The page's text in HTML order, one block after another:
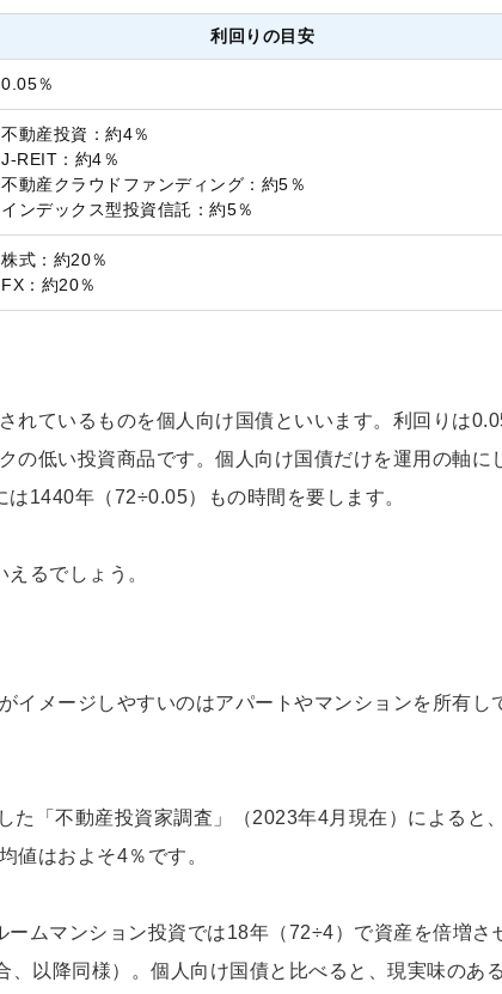
利回りの目安
0.05％
不動産投資：約4％
J-REIT：約4％
不動産クラウドファンディング：約5％
インデックス型投資信託：約5％
株式：約20％
FX：約20％
れているものを個人向け国債といいます。利回りは
の低い投資商品です。個人向け国債だけを運用の軸に
1440年（72÷0.05）もの時間を要します。
るでしょう。
イメージしやすいのはアパートやマンションを所有し
た「不動産投資家調査」（2023年4月現在）によると
値はおよそ4％です。
ムマンション投資では18年（72÷4）で資産を倍増さ
以降同様）。個人向け国債と比べると、現実味のあ